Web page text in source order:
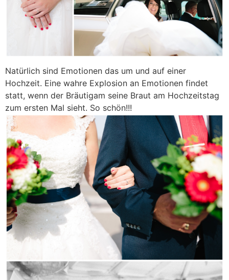
Natürlich sind Emotionen das um und auf einer
Hochzeit. Eine wahre Explosion an Emotionen findet
statt, wenn der Bräutigam seine Braut am Hochzeitstag
zum ersten Mal sieht. So schön!!!